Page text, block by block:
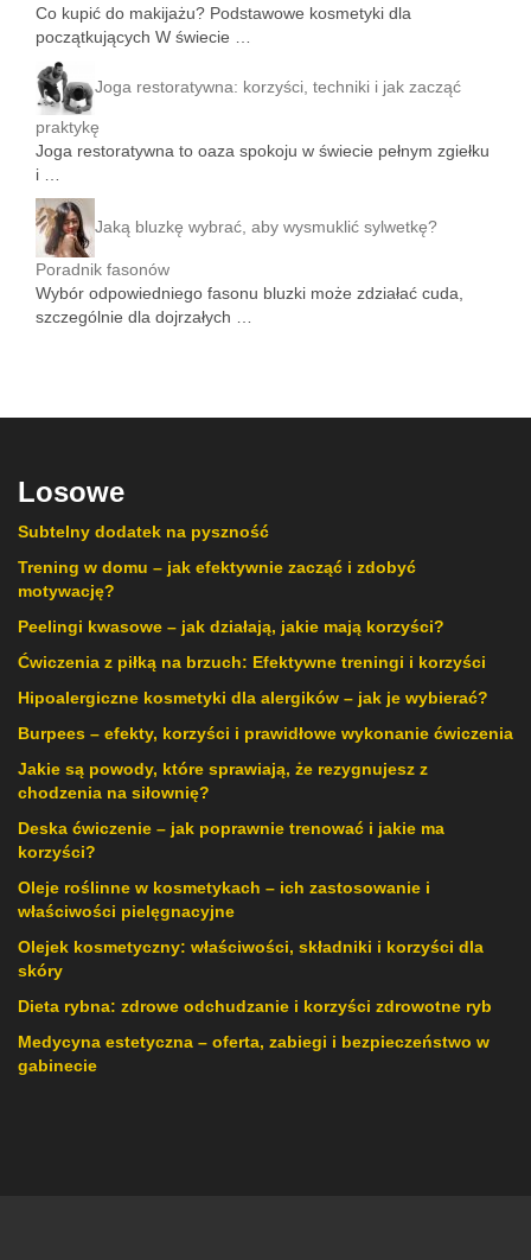
Co kupić do makijażu? Podstawowe kosmetyki dla
początkujących W świecie …
Joga restoratywna: korzyści, techniki i jak zacząć
praktykę
Joga restoratywna to oaza spokoju w świecie pełnym zgiełku
i …
Jaką bluzkę wybrać, aby wysmuklić sylwetkę?
Poradnik fasonów
Wybór odpowiedniego fasonu bluzki może zdziałać cuda,
szczególnie dla dojrzałych …
Losowe
Subtelny dodatek na pyszność
Trening w domu – jak efektywnie zacząć i zdobyć
motywację?
Peelingi kwasowe – jak działają, jakie mają korzyści?
Ćwiczenia z piłką na brzuch: Efektywne treningi i korzyści
Hipoalergiczne kosmetyki dla alergików – jak je wybierać?
Burpees – efekty, korzyści i prawidłowe wykonanie ćwiczenia
Jakie są powody, które sprawiają, że rezygnujesz z
chodzenia na siłownię?
Deska ćwiczenie – jak poprawnie trenować i jakie ma
korzyści?
Oleje roślinne w kosmetykach – ich zastosowanie i
właściwości pielęgnacyjne
Olejek kosmetyczny: właściwości, składniki i korzyści dla
skóry
Dieta rybna: zdrowe odchudzanie i korzyści zdrowotne ryb
Medycyna estetyczna – oferta, zabiegi i bezpieczeństwo w
gabinecie